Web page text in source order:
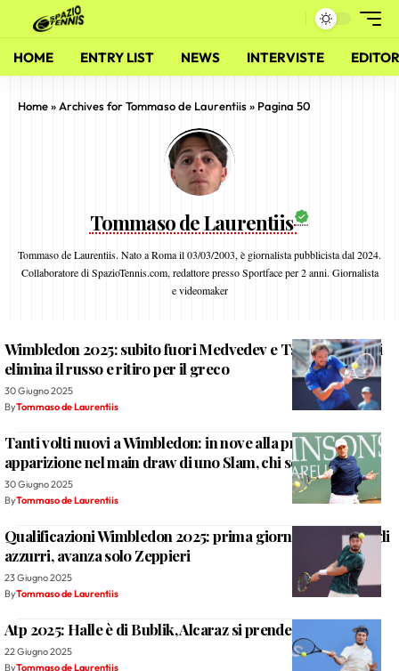
HOME ENTRY LIST NEWS INTERVISTE
Home» Archives for Tommaso de Laurentiis» Pagina 50
Tommaso de Laurentiis
Tommaso de Laurentiis. Nato a Roma il 03/03/2003, è giornalista pubblicista dal 2024.
Collaboratore di SpazioTennis.com, redattore presso Sportface per 2 anni. Giornalista
e videomaker
Wimbledon 2025: subito fuori Medvedev e Tsitsipas, Bonzi
elimina il russo e ritiro per il greco
30 Giugno 2025
ByTommaso de Laurentiis
Tanti volti nuovi a Wimbledon: in nove alla prima
apparizione nel main draw di uno Slam, chi sono
30 Giugno 2025
ByTommaso de Laurentiis
Qualificazioni Wimbledon 2025: prima giornata nera per gli
azzurri, avanza solo Zeppieri
23 Giugno 2025
ByTommaso de Laurentiis
Atp 2025: Halle è di Bublik, Alcaraz si prende il Queen’s
22 Giugno 2025
ByTommaso de Laurentiis